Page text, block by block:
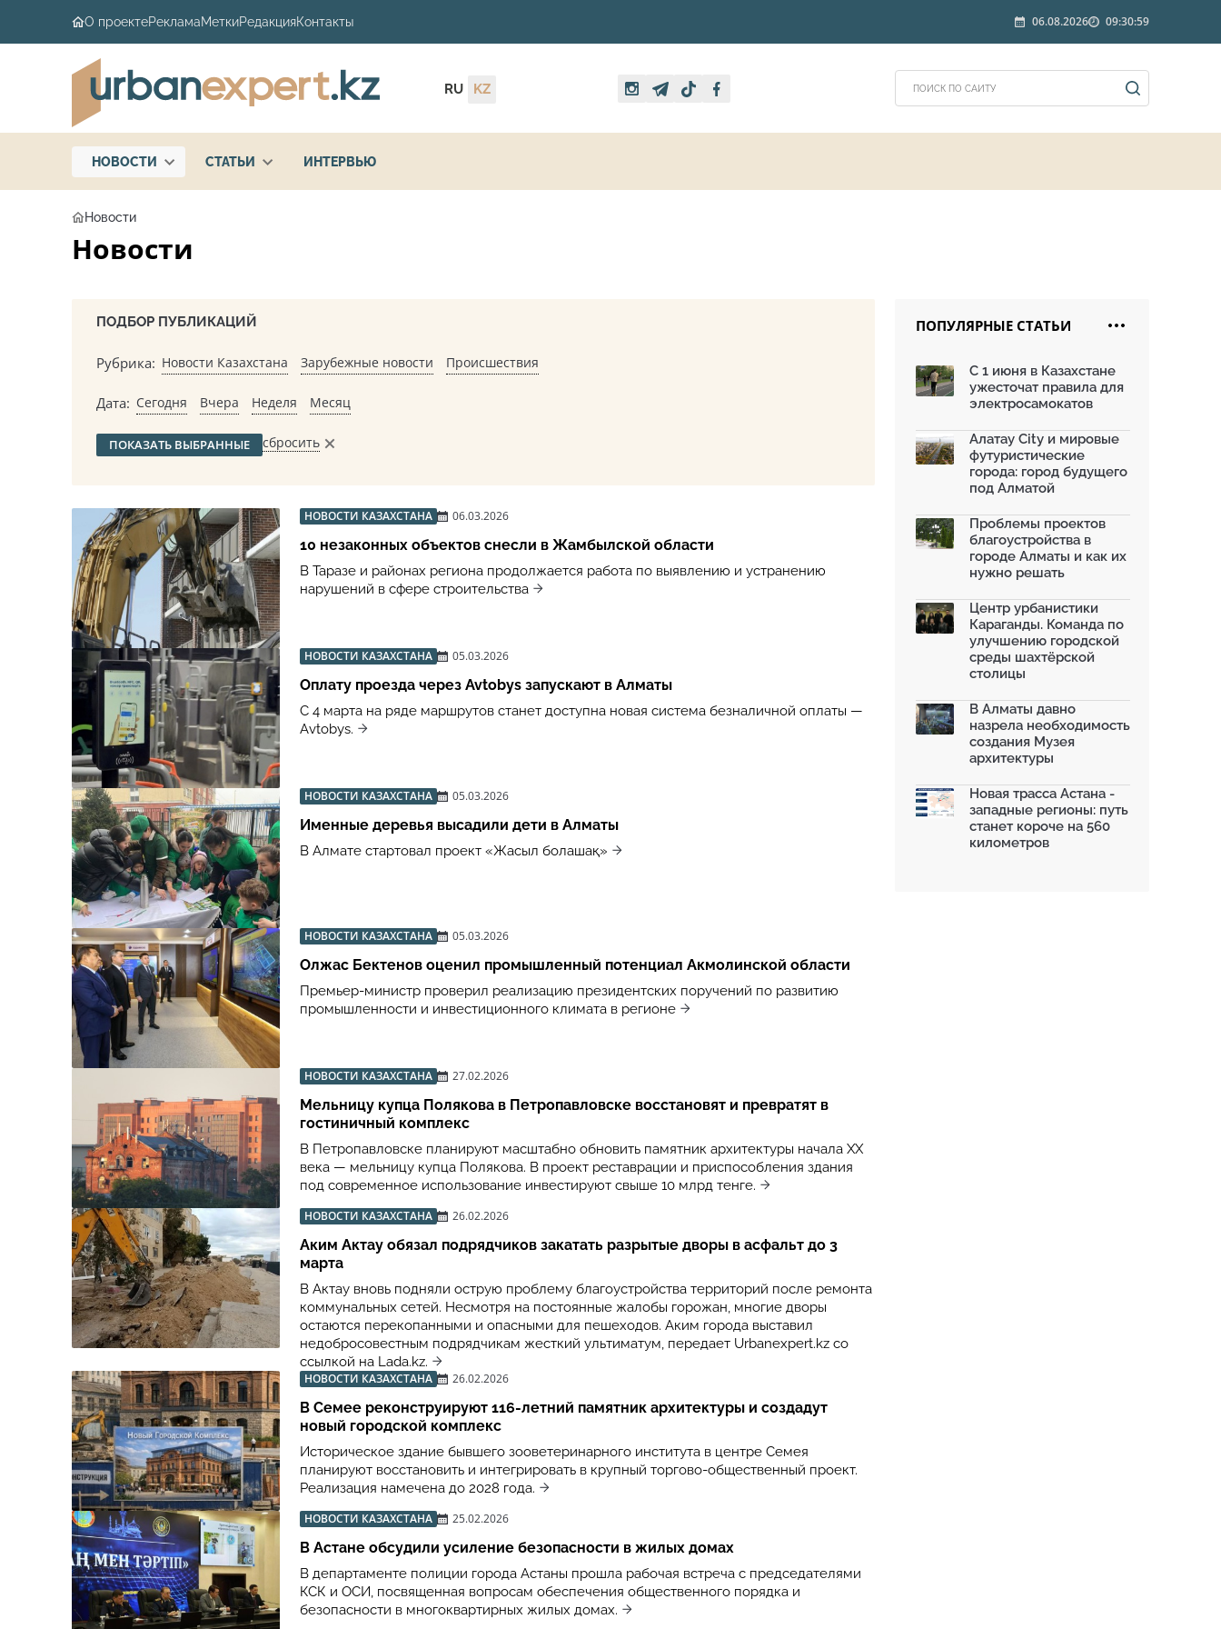
О проектеРекламаМеткиРедакцияКонтакты 06.08.2026 09:30:59
RU KZ
НОВОСТИ СТАТЬИ ИНТЕРВЬЮ
Новости
Новости
ПОДБОР ПУБЛИКАЦИЙ
Рубрика: Новости Казахстана Зарубежные новости Происшествия
Дата: Сегодня Вчера Неделя Месяц
ПОКАЗАТЬ ВЫБРАННЫЕ сбросить
НОВОСТИ КАЗАХСТАНА 06.03.2026
10 незаконных объектов снесли в Жамбылской области
В Таразе и районах региона продолжается работа по выявлению и устранению
нарушений в сфере строительства
НОВОСТИ КАЗАХСТАНА 05.03.2026
Оплату проезда через Avtobys запускают в Алматы
С 4 марта на ряде маршрутов станет доступна новая система безналичной оплаты —
Avtobys.
НОВОСТИ КАЗАХСТАНА 05.03.2026
Именные деревья высадили дети в Алматы
В Алмате стартовал проект «Жасыл болашақ»
НОВОСТИ КАЗАХСТАНА 05.03.2026
Олжас Бектенов оценил промышленный потенциал Акмолинской области
Премьер-министр проверил реализацию президентских поручений по развитию
промышленности и инвестиционного климата в регионе
НОВОСТИ КАЗАХСТАНА 27.02.2026
Мельницу купца Полякова в Петропавловске восстановят и превратят в
гостиничный комплекс
В Петропавловске планируют масштабно обновить памятник архитектуры начала XX
века — мельницу купца Полякова. В проект реставрации и приспособления здания
под современное использование инвестируют свыше 10 млрд тенге.
НОВОСТИ КАЗАХСТАНА 26.02.2026
Аким Актау обязал подрядчиков закатать разрытые дворы в асфальт до 3
марта
В Актау вновь подняли острую проблему благоустройства территорий после ремонта
коммунальных сетей. Несмотря на постоянные жалобы горожан, многие дворы
остаются перекопанными и опасными для пешеходов. Аким города выставил
недобросовестным подрядчикам жесткий ультиматум, передает Urbanexpert.kz со
ссылкой на Lada.kz.
НОВОСТИ КАЗАХСТАНА 26.02.2026
В Семее реконструируют 116-летний памятник архитектуры и создадут
новый городской комплекс
Историческое здание бывшего зооветеринарного института в центре Семея
планируют восстановить и интегрировать в крупный торгово-общественный проект.
Реализация намечена до 2028 года.
НОВОСТИ КАЗАХСТАНА 25.02.2026
В Астане обсудили усиление безопасности в жилых домах
В департаменте полиции города Астаны прошла рабочая встреча с председателями
КСК и ОСИ, посвященная вопросам обеспечения общественного порядка и
безопасности в многоквартирных жилых домах.
ПОПУЛЯРНЫЕ СТАТЬИ
С 1 июня в Казахстане
ужесточат правила для
электросамокатов
Алатау City и мировые
футуристические
города: город будущего
под Алматой
Проблемы проектов
благоустройства в
городе Алматы и как их
нужно решать
Центр урбанистики
Караганды. Команда по
улучшению городской
среды шахтёрской
столицы
В Алматы давно
назрела необходимость
создания Музея
архитектуры
Новая трасса Астана -
западные регионы: путь
станет короче на 560
километров